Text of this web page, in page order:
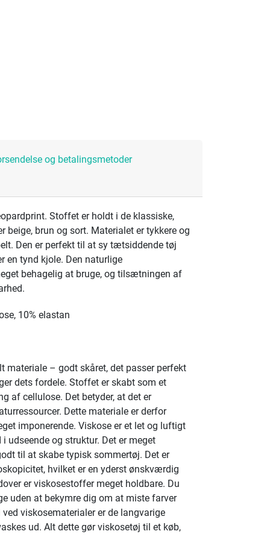
og betalingsmetoder
Stoffet er holdt i de klassiske,
beige, brun og sort. Materialet er tykkere og
Den er perfekt til at sy tætsiddende tøj
en tynd kjole. Den naturlige
behagelig at bruge, og tilsætningen af
10% elastan
materiale – godt skåret, det passer perfekt
dets fordele. Stoffet er skabt som et
af cellulose. Det betyder, at det er
Dette materiale er derfor
imponerende. Viskose er et let og luftigt
udseende og struktur. Det er meget
til at skabe typisk sommertøj. Det er
hvilket er en yderst ønskværdig
er viskosestoffer meget holdbare. Du
uden at bekymre dig om at miste farver
viskosematerialer er de langvarige
ud. Alt dette gør viskosetøj til et køb,